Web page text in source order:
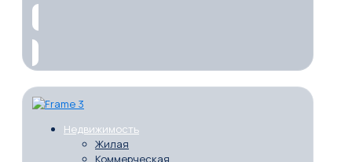
Недвижимость
Жилая
Коммерческая